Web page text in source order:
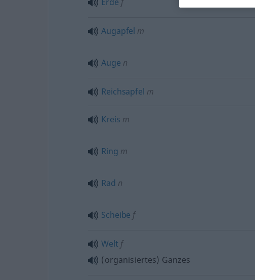
Augapfel m
Auge n
Reichsapfel m
Kreis m
Ring m
Rad n
Scheibe f
Welt f
(organisiertes) Ganzes